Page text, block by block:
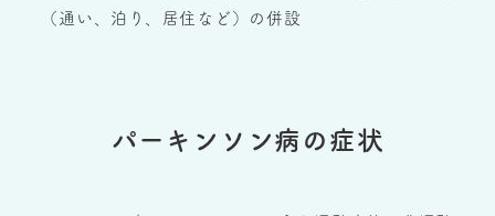
（通い、泊り、居住など）の併設
パーキンソン病の症状